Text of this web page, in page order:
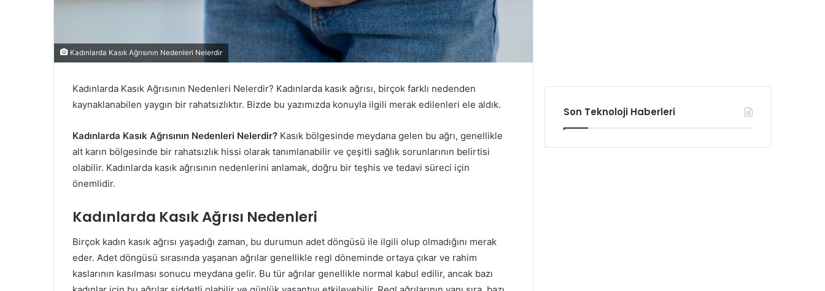
Kadınlarda Kasık Ağrısının Nedenleri Nelerdir
Kadınlarda Kasık Ağrısının Nedenleri Nelerdir? Kadınlarda kasık ağrısı, birçok farklı nedenden
kaynaklanabilen yaygın bir rahatsızlıktır. Bizde bu yazımızda konuyla ilgili merak edilenleri ele aldık.
Kadınlarda Kasık Ağrısının Nedenleri Nelerdir? Kasık bölgesinde meydana gelen bu ağrı, genellikle
alt karın bölgesinde bir rahatsızlık hissi olarak tanımlanabilir ve çeşitli sağlık sorunlarının belirtisi
olabilir. Kadınlarda kasık ağrısının nedenlerini anlamak, doğru bir teşhis ve tedavi süreci için
önemlidir.
Kadınlarda Kasık Ağrısı Nedenleri
Birçok kadın kasık ağrısı yaşadığı zaman, bu durumun adet döngüsü ile ilgili olup olmadığını merak
eder. Adet döngüsü sırasında yaşanan ağrılar genellikle regl döneminde ortaya çıkar ve rahim
kaslarının kasılması sonucu meydana gelir. Bu tür ağrılar genellikle normal kabul edilir, ancak bazı
Son Teknoloji Haberleri